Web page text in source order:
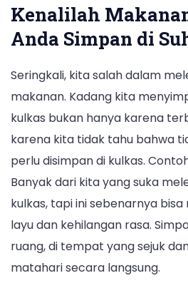
Kenalilah
Anda Simpan di
Seringkali, kita salah dalam
makanan. Kadang kita
kulkas bukan hanya karena
karena kita tidak tahu bahwa
perlu disimpan di kulkas.
Banyak dari kita yang suka
kulkas, tapi ini sebenarnya
layu dan kehilangan rasa.
ruang, di tempat yang sejuk
matahari secara langsung.